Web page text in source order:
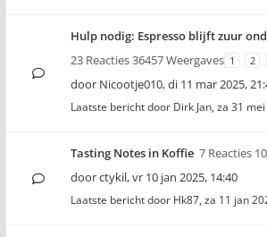
Hulp nodig: Espresso blijft zuur
23 Reacties 36457 Weergaves 1 2
door Nicootje010,di 11 mar 2025,
Laatste bericht door Dirk Jan, za 31
Tasting Notes in Koffie 7 Reacties
doorctykil,vr 10 jan 2025, 14:40
Laatste bericht door Hk87, za 11 jan